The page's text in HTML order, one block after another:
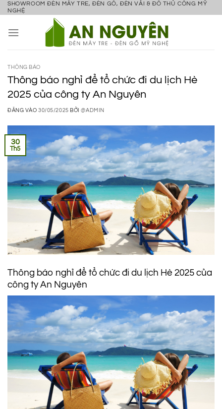
Bỏ
nội
SHOWROOM ĐÈN MÂY TRE, ĐÈN GỖ, ĐÈN VẢI & ĐỒ THỦ CÔNG MỸ
NGHỆ
THÔNG BÁO
Thông báo nghỉ để tổ chức đi du lịch Hè
2025 của công ty An Nguyên
ĐĂNG VÀO30/05/2025 BỞI@ADMIN
30
Th5
Thông báo nghỉ để tổ chức đi du lịch Hè 2025 của
công ty An Nguyên